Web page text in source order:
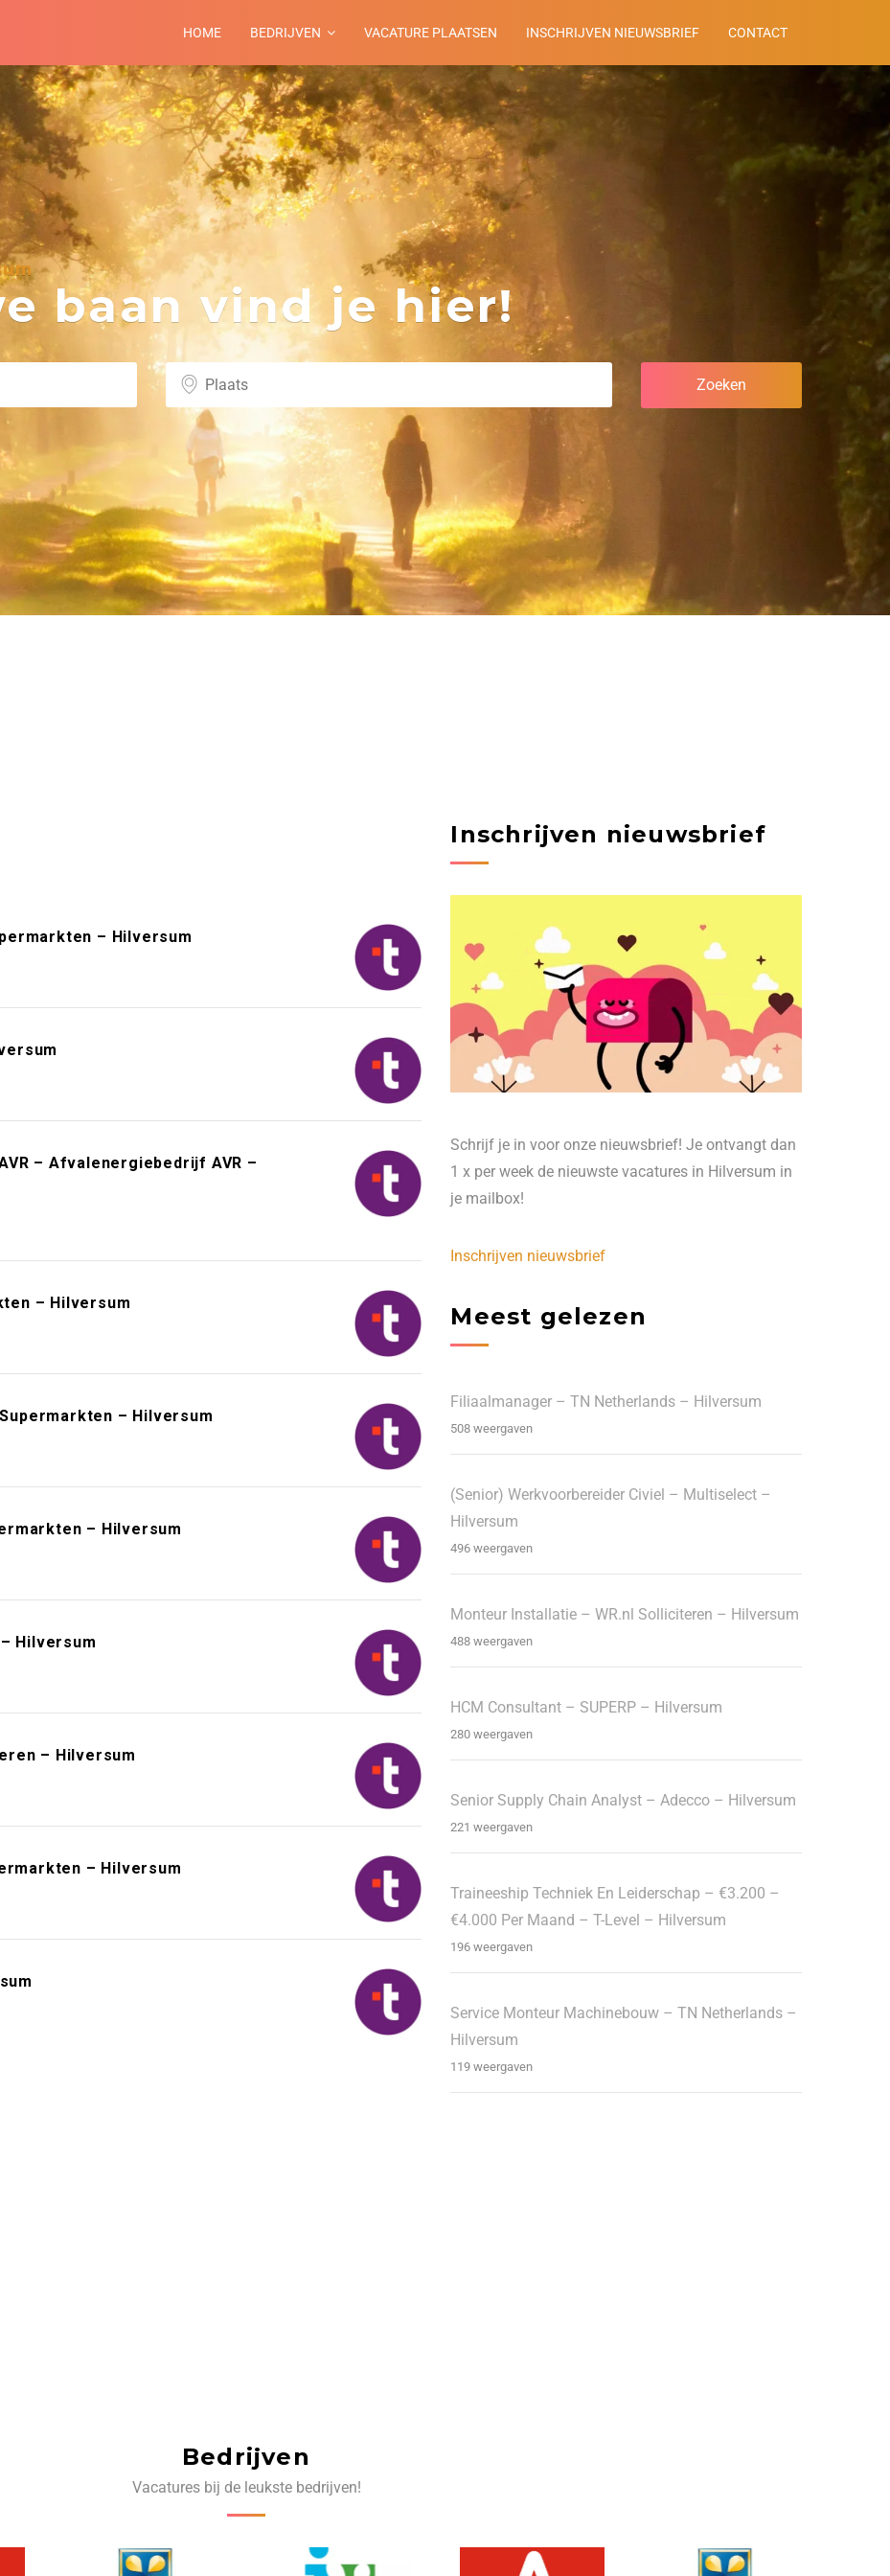
HOME BEDRIJVEN VACATURE PLAATSEN INSCHRIJVEN NIEUWSBRIEF CONTACT
baan vind je hier!
– Hilversum
– Afvalenergiebedrijf AVR –
– Hilversum
– Hilversum
– Hilversum
Hilversum
– Hilversum
– Hilversum
Inschrijven nieuwsbrief
Schrijf je in voor onze nieuwsbrief! Je ontvangt dan
1 x per week de nieuwste vacatures in Hilversum in
je mailbox!
Inschrijven nieuwsbrief
Meest gelezen
Filiaalmanager – TN Netherlands – Hilversum
508 weergaven
(Senior) Werkvoorbereider Civiel – Multiselect –
Hilversum
496 weergaven
Monteur Installatie – WR.nl Solliciteren – Hilversum
488 weergaven
HCM Consultant – SUPERP – Hilversum
280 weergaven
Senior Supply Chain Analyst – Adecco – Hilversum
221 weergaven
Traineeship Techniek En Leiderschap – €3.200 –
€4.000 Per Maand – T-Level – Hilversum
196 weergaven
Service Monteur Machinebouw – TN Netherlands –
Hilversum
119 weergaven
Bedrijven
Vacatures bij de leukste bedrijven!